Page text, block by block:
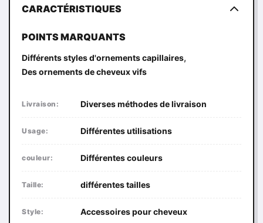
CARACTÉRISTIQUES
POINTS MARQUANTS
Différents styles d'ornements capillaires,
Des ornements de cheveux vifs
Livraison: Diverses méthodes de livraison
Usage: Différentes utilisations
couleur: Différentes couleurs
Taille: différentes tailles
Style: Accessoires pour cheveux